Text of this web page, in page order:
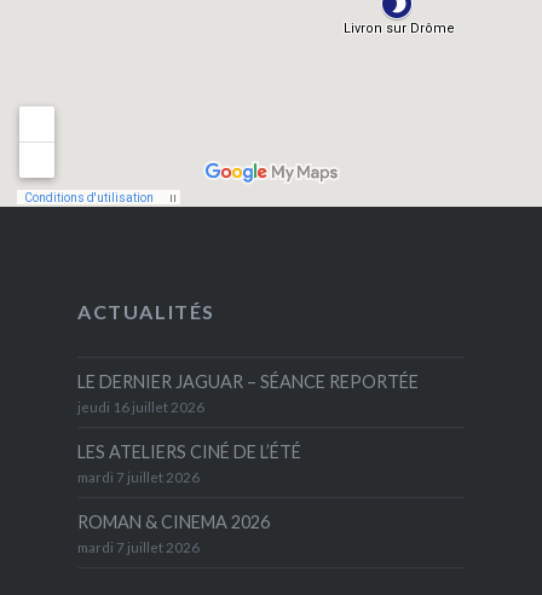
ACTUALITÉS
LE DERNIER JAGUAR – SÉANCE REPORTÉE
jeudi 16 juillet 2026
LES ATELIERS CINÉ DE L’ÉTÉ
mardi 7 juillet 2026
ROMAN & CINEMA 2026
mardi 7 juillet 2026